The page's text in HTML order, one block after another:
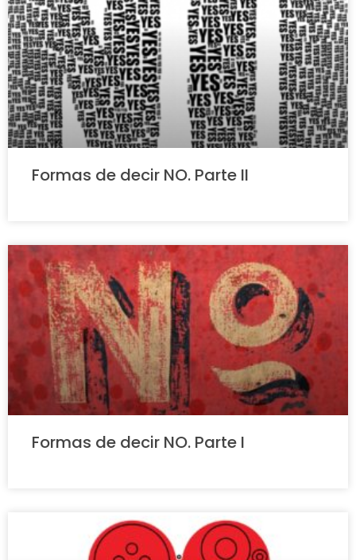
Formas de decir NO. Parte II
Formas de decir NO. Parte I